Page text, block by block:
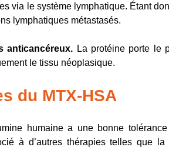
via le système lymphatique. Étant
lymphatiques métastasés.
anticancéreux. La protéine porte le
le tissu néoplasique.
du MTX-HSA
humaine a une bonne
à d’autres thérapies telles que